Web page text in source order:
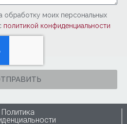
обработку моих персональных
политикой конфиденциальности
Политика